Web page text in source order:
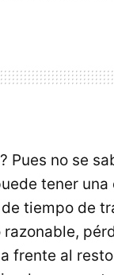
Pues no se
tener una
tiempo de
frente al